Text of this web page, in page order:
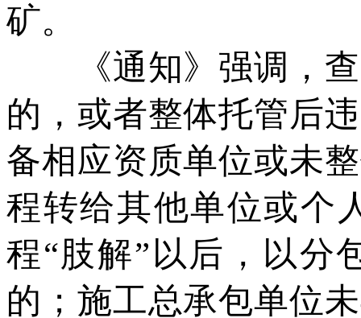
矿。
《通知》强调，查
的，或者整体托管后
备相应资质单位或未
程转给其他单位或个
程“肢解”以后，以分
的；施工总承包单位